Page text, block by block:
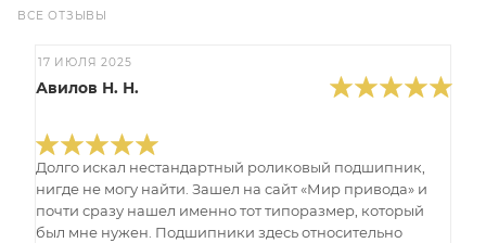
ВСЕ ОТЗЫВЫ
17 ИЮЛЯ 2025
Авилов Н. Н.
Долго искал нестандартный роликовый подшипник,
нигде не могу найти. Зашел на сайт «Мир привода» и
почти сразу нашел именно тот типоразмер, который
был мне нужен. Подшипники здесь относительно